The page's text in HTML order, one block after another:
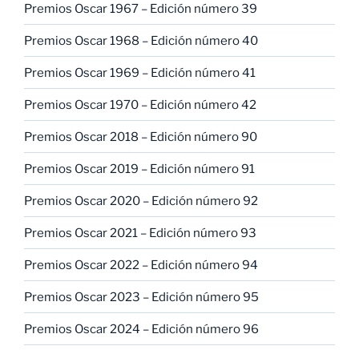
Premios Oscar 1967 – Edición número 39
Premios Oscar 1968 – Edición número 40
Premios Oscar 1969 – Edición número 41
Premios Oscar 1970 – Edición número 42
Premios Oscar 2018 – Edición número 90
Premios Oscar 2019 – Edición número 91
Premios Oscar 2020 – Edición número 92
Premios Oscar 2021 – Edición número 93
Premios Oscar 2022 – Edición número 94
Premios Oscar 2023 – Edición número 95
Premios Oscar 2024 – Edición número 96